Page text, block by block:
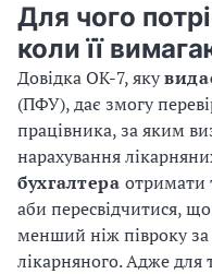
Для чого
коли її
Довідка ОК-7, яку
(ПФУ), дає змогу
працівника, за яким
нарахування
бухгалтера отримати
аби пересвідчитися,
менший ніж півроку за
лікарняного. Адже для